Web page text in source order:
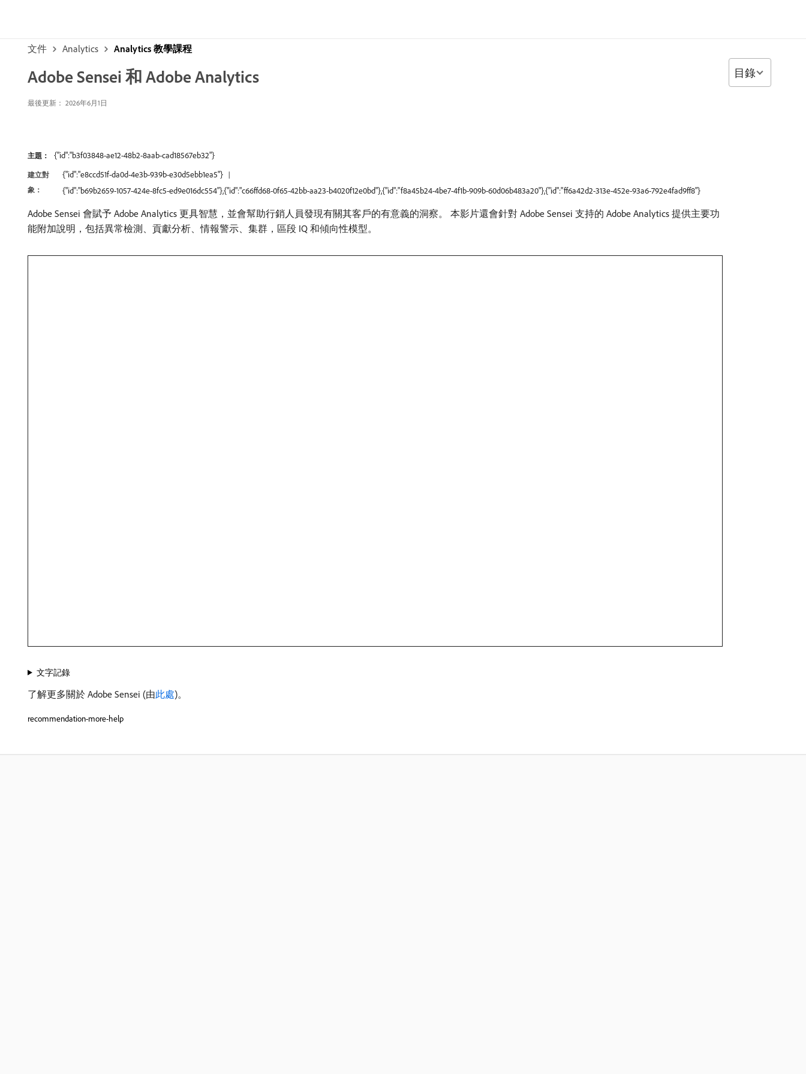
文件 Analytics Analytics 教學課程
Adobe Sensei 和 Adobe Analytics
最後更新： 2026年6月1日
主題： {"id":"b3f03848-ae12-48b2-8aab-cad18567eb32"}
建立對
象：
{"id":"e8ccd51f-da0d-4e3b-939b-e30d5ebb1ea5"}
{"id":"b69b2659-1057-424e-8fc5-ed9e016dc554"},{"id":"c66ffd68-0f65-42bb-aa23-b4020f12e0bd"},{"id":"f8a45b24-4be7-4f1b-909b-60d06b483a20"},{"id":"ff6a42d2-313e-452e-93a6-792e4fad9ff8"}
Adobe Sensei 會賦予 Adobe Analytics 更具智慧，並會幫助行銷人員發現有關其客戶的有意義的洞察。 本影片還會針對 Adobe Sensei 支持的 Adobe Analytics 提供主要功
能附加說明，包括異常檢測、貢獻分析、情報警示、集群，區段 IQ 和傾向性模型。
文字記錄
了解更多關於 Adobe Sensei (由此處)。
recommendation-more-help
目錄